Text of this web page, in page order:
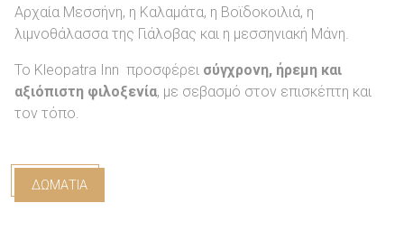
Αρχαία Μεσσήνη, η Καλαμάτα, η Βοϊδοκοιλιά, η
λιμνοθάλασσα της Γιάλοβας και η μεσσηνιακή Μάνη.
Το Kleopatra Inn προσφέρει σύγχρονη, ήρεμη και
αξιόπιστη φιλοξενία, με σεβασμό στον επισκέπτη και
τον τόπο.
ΔΩΜΑΤΙΑ